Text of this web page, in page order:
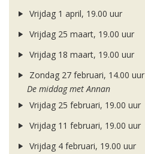
Vrijdag 1 april, 19.00 uur
Vrijdag 25 maart, 19.00 uur
Vrijdag 18 maart, 19.00 uur
Zondag 27 februari, 14.00 uur
De middag met Annan
Vrijdag 25 februari, 19.00 uur
Vrijdag 11 februari, 19.00 uur
Vrijdag 4 februari, 19.00 uur